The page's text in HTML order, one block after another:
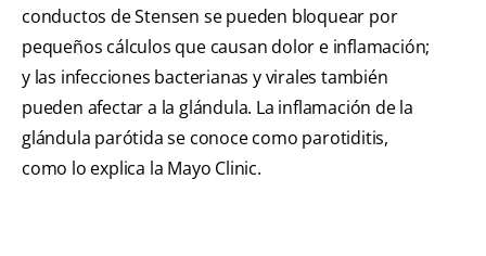
conductos de Stensen se pueden bloquear por
pequeños cálculos que causan dolor e inflamación;
y las infecciones bacterianas y virales también
pueden afectar a la glándula. La inflamación de la
glándula parótida se conoce como parotiditis,
como lo explica la Mayo Clinic.